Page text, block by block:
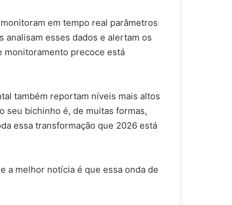
em tempo real parâmetros
esses dados e alertam os
monitoramento precoce está
também reportam níveis mais altos
seu bichinho é, de muitas formas,
essa transformação que 2026 está
a melhor notícia é que essa onda de